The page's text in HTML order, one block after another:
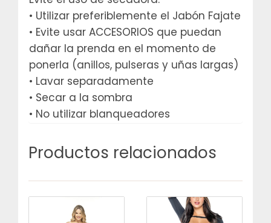
• Utilizar preferiblemente el Jabón Fajate
• Evite usar ACCESORIOS que puedan
dañar la prenda en el momento de
ponerla (anillos, pulseras y uñas largas)
• Lavar separadamente
• Secar a la sombra
• No utilizar blanqueadores
Productos relacionados